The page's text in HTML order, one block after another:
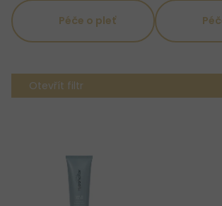
Péče o pleť
Otevřít filtr